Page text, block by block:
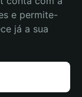
e permite-
já a sua